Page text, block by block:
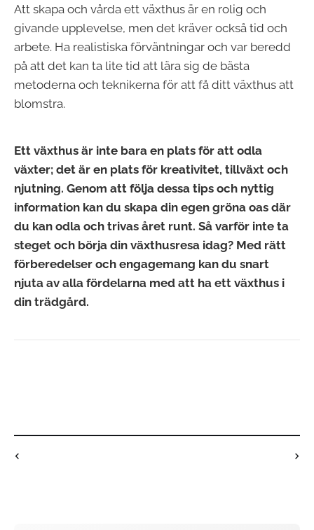
Att skapa och vårda ett växthus är en rolig och
givande upplevelse, men det kräver också tid och
arbete. Ha realistiska förväntningar och var beredd
på att det kan ta lite tid att lära sig de bästa
metoderna och teknikerna för att få ditt växthus att
blomstra.
Ett växthus är inte bara en plats för att odla
växter; det är en plats för kreativitet, tillväxt och
njutning. Genom att följa dessa tips och nyttig
information kan du skapa din egen gröna oas där
du kan odla och trivas året runt. Så varför inte ta
steget och börja din växthusresa idag? Med rätt
förberedelser och engagemang kan du snart
njuta av alla fördelarna med att ha ett växthus i
din trädgård.